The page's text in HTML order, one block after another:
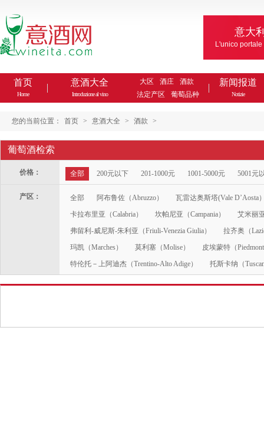
意大
L'unico
首页
Home
意酒大全
Introduzione al vino
大区 酒庄
酒款
法定产区
葡萄品种
新闻报道
Notizie
您的当前位置： 首页 > 意酒大全 > 酒款 >
葡萄酒检索
价格： 全部 200元以下 201-1000元 1001-5000元 5001元
产区： 全部 阿布鲁佐（Abruzzo）
瓦雷达奥斯塔(Vale D’Aosta
卡拉布里亚（Calabria）
坎帕尼亚（Campania）
艾米丽
弗留利-威尼斯-朱利亚（Friuli-Venezia Giulia）
拉齐奥（
玛凯（Marches）
莫利塞（Molise）
皮埃蒙特（
特伦托－上阿迪杰（Trentino-Alto Adige）
托斯卡纳（